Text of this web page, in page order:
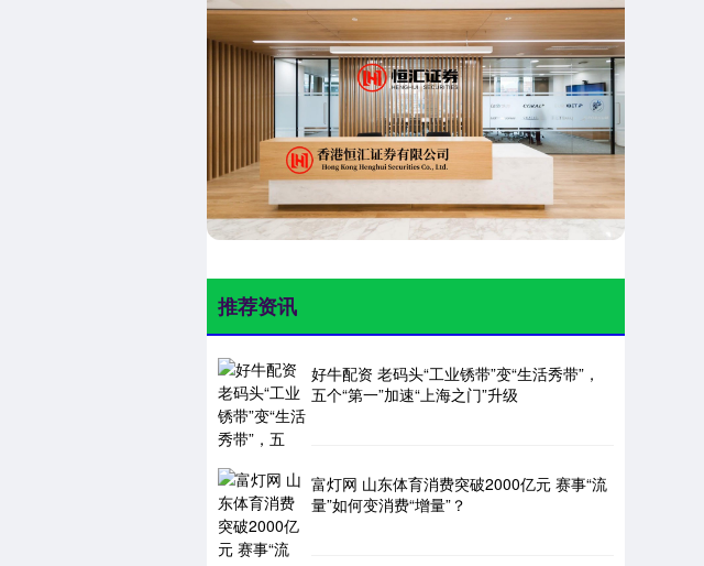
推荐资讯
好牛配资 老码头“工业锈带”变“生活秀带”，
五个“第一”加速“上海之门”升级
富灯网 山东体育消费突破2000亿元 赛事“流
量”如何变消费“增量”？